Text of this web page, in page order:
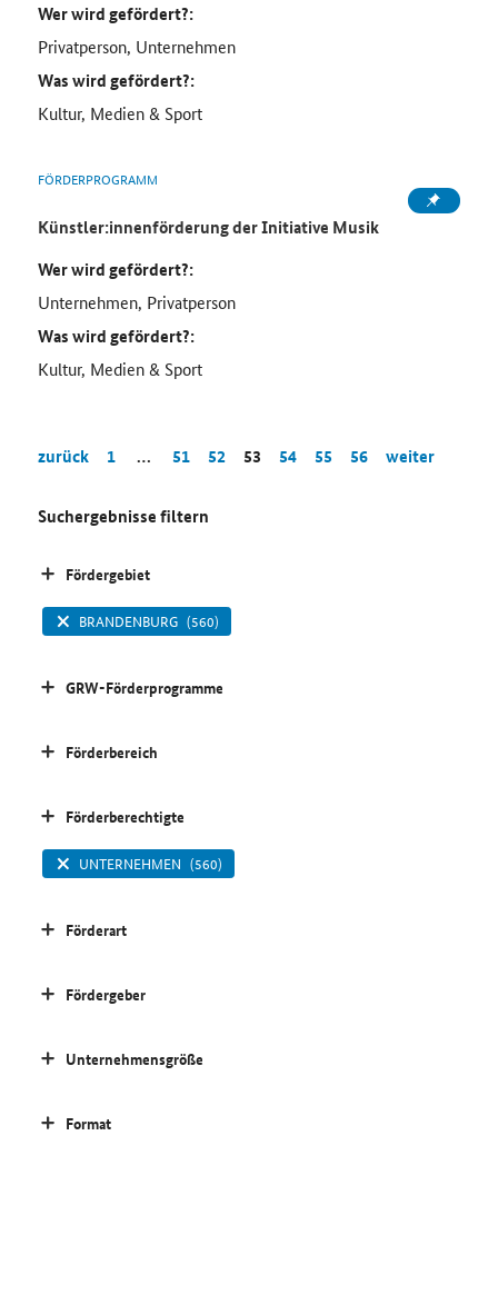
Wer wird gefördert?:
Privatperson, Unternehmen
Was wird gefördert?:
Kultur, Medien & Sport
FÖRDERPROGRAMM
Künstler:innenförderung der Initiative Musik
Wer wird gefördert?:
Unternehmen, Privatperson
Was wird gefördert?:
Kultur, Medien & Sport
zurück 1 … 51 52 53 54 55 56 weiter
Suchergebnisse filtern
Fördergebiet
BRANDENBURG (560)
GRW-Förderprogramme
Förderbereich
Förderberechtigte
UNTERNEHMEN (560)
Förderart
Fördergeber
Unternehmensgröße
Format